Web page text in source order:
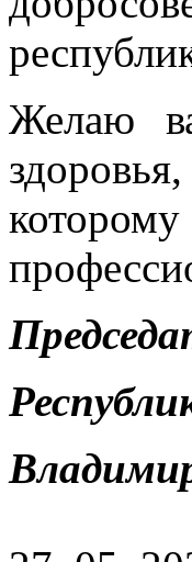
Желаю